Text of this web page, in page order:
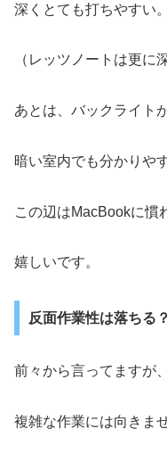
深くとても打ちやすい。
（レッツノートは更に
あとは、バックライト
暗い室内でも分かりや
この辺はMacBookに慣
嬉しいです。
反面作業性は落ちる？
前々から言ってますが
複雑な作業には向きませ